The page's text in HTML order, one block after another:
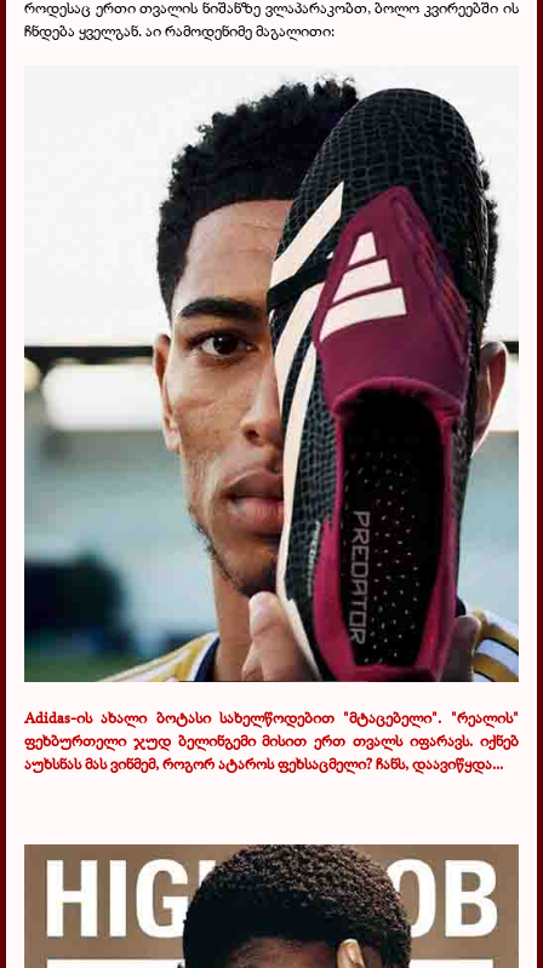
როდესაც ერთი თვალის ნიშანზე ვლაპარაკობთ, ბოლო კვირეებში ის
ჩნდება ყველგან. აი რამოდენიმე მაგალითი:
Adidas-ის ახალი ბოტასი სახელწოდებით "მტაცებელი". "რეალის"
ფეხბურთელი ჯუდ ბელინგემი მისით ერთ თვალს იფარავს. იქნებ
აუხსნას მას ვინმემ, როგორ ატაროს ფეხსაცმელი? ჩანს, დაავიწყდა...